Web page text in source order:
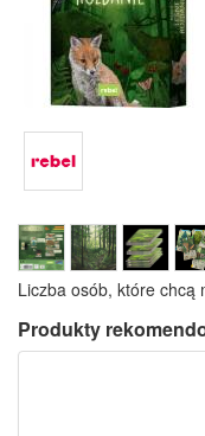
Liczba osób, które chcą
Produkty